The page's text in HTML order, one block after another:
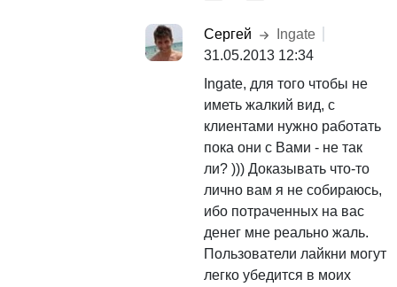
Сергей
Ingate
31.05.2013 12:34
Ingate, для того чтобы не
иметь жалкий вид, с
клиентами нужно работать
пока они с Вами - не так
ли? ))) Доказывать что-то
лично вам я не собираюсь,
ибо потраченных на вас
денег мне реально жаль.
Пользователи лайкни могут
легко убедится в моих